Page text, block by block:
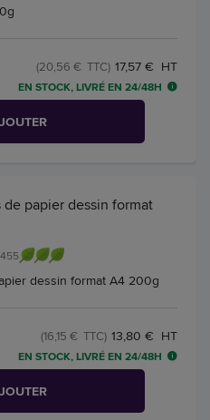
17,57 € HT
(20,56 € TTC)
EN STOCK, LIVRÉ EN 24/48H
de papier dessin format
dessin format A4 200g
13,80 € HT
(16,15 € TTC)
EN STOCK, LIVRÉ EN 24/48H